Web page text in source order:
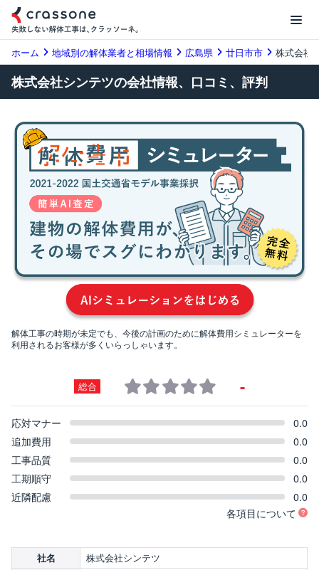
ホーム 地域別の解体業者と相場情報 広島県 廿日市市 株式会社
株式会社シンテツの会社情報、口コミ、評判
解体工事の時期が未定でも、今後の計画のために解体費用シミュレーターを
利用されるお客様が多くいらっしゃいます。
総合 -
応対マナー
0.0
追加費用
0.0
工事品質
0.0
工期順守
0.0
近隣配慮
0.0
各項目について
社名 株式会社シンテツ